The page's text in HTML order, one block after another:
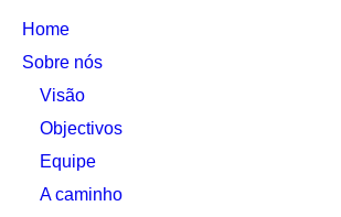
Home
Sobre nós
Visão
Objectivos
Equipe
A caminho